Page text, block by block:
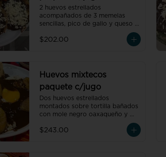
2 huevos estrellados
acompañados de 3 memelas
sencillas, pico de gallo y queso
jugo de temporada natural de
250 ml y un café americano 300
bolillo mini.
$202.00
Huevos mixtecos
paquete c/jugo
Dos huevos estrellados
montados sobre tortilla bañados
con mole negro oaxaqueño y
acompañado de frijoles refritos
$243.00